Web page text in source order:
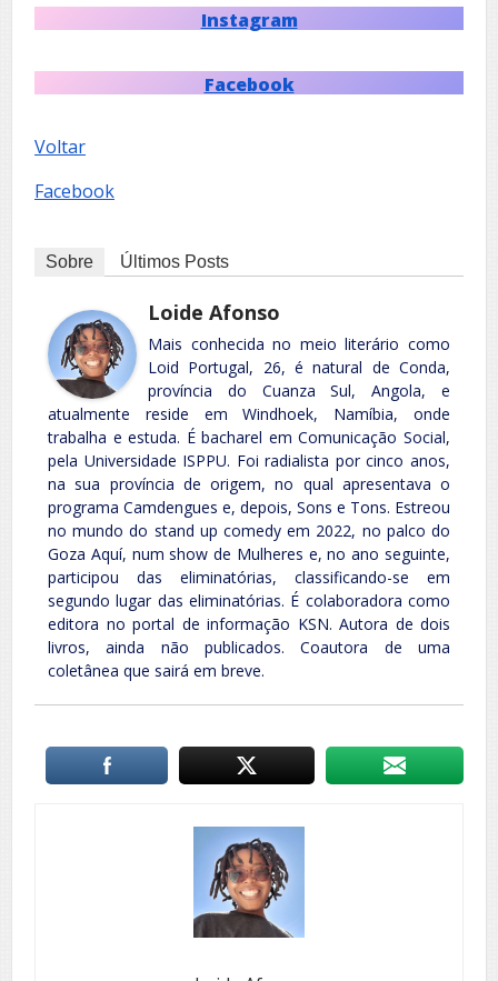
Instagram
Facebook
Voltar
Facebook
Sobre Últimos Posts
Loide Afonso
Mais conhecida no meio literário como
Loid Portugal, 26, é natural de Conda,
província do Cuanza Sul, Angola, e
atualmente reside em Windhoek, Namíbia, onde
trabalha e estuda. É bacharel em Comunicação Social,
pela Universidade ISPPU. Foi radialista por cinco anos,
na sua província de origem, no qual apresentava o
programa Camdengues e, depois, Sons e Tons. Estreou
no mundo do stand up comedy em 2022, no palco do
Goza Aquí, num show de Mulheres e, no ano seguinte,
participou das eliminatórias, classificando-se em
segundo lugar das eliminatórias. É colaboradora como
editora no portal de informação KSN. Autora de dois
livros, ainda não publicados. Coautora de uma
coletânea que sairá em breve.